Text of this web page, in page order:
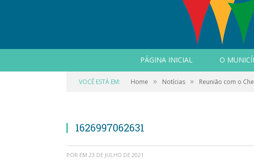
PÁGINA INICIAL O
VOCÊ ESTÁ EM: Home » Notícias » Reunião com o
1626997062631
POR EM 23 DE JULHO DE 2021